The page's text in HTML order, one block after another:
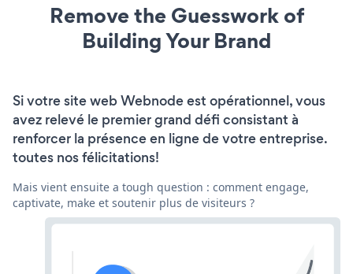
Remove the Guesswork of
Building Your Brand
Si votre site web Webnode est opérationnel, vous
avez relevé le premier grand défi consistant à
renforcer la présence en ligne de votre entreprise.
toutes nos félicitations!
Mais vient ensuite a tough question : comment engage,
captivate, make et soutenir plus de visiteurs ?